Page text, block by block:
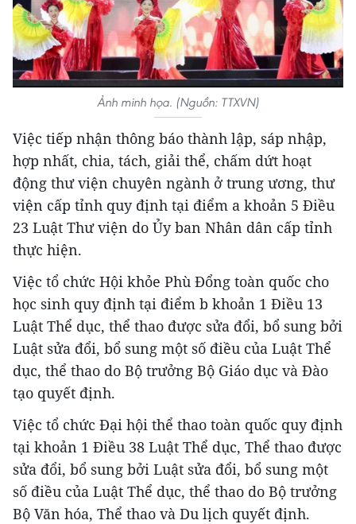
Ảnh minh họa. (Nguồn: TTXVN)
Việc tiếp nhận thông báo thành lập, sáp nhập,
hợp nhất, chia, tách, giải thể, chấm dứt hoạt
động thư viện chuyên ngành ở trung ương, thư
viện cấp tỉnh quy định tại điểm a khoản 5 Điều
23 Luật Thư viện do Ủy ban Nhân dân cấp tỉnh
thực hiện.
Việc tổ chức Hội khỏe Phù Đổng toàn quốc cho
học sinh quy định tại điểm b khoản 1 Điều 13
Luật Thể dục, thể thao được sửa đổi, bổ sung bởi
Luật sửa đổi, bổ sung một số điều của Luật Thể
dục, thể thao do Bộ trưởng Bộ Giáo dục và Đào
tạo quyết định.
Việc tổ chức Đại hội thể thao toàn quốc quy định
tại khoản 1 Điều 38 Luật Thể dục, Thể thao được
sửa đổi, bổ sung bởi Luật sửa đổi, bổ sung một
số điều của Luật Thể dục, thể thao do Bộ trưởng
Bộ Văn hóa, Thể thao và Du lịch quyết định.